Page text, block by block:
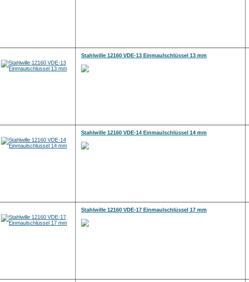
Stahlwille 12160 VDE-13 Einmaulschlüssel 13 mm
Stahlwille 12160 VDE-14 Einmaulschlüssel 14 mm
Stahlwille 12160 VDE-17 Einmaulschlüssel 17 mm